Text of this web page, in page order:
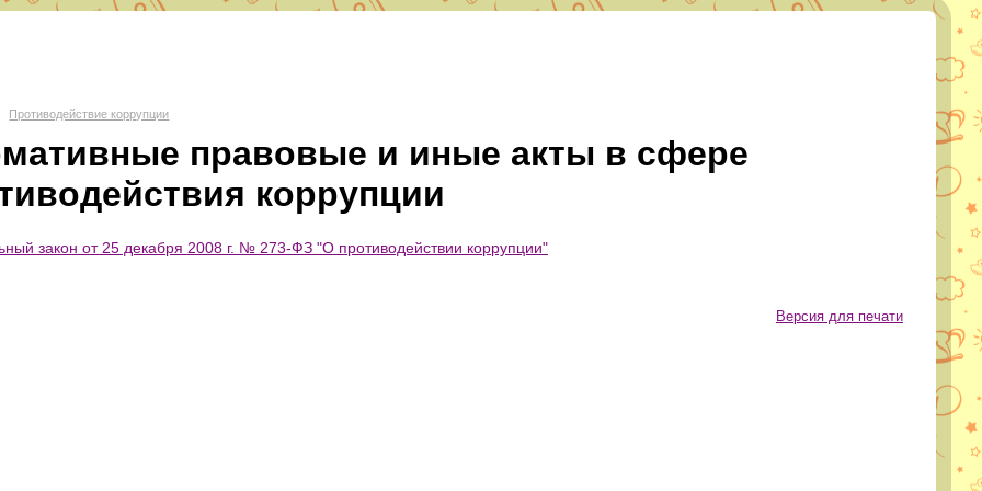
СШ № 6
Волгоград, Красноармейский район, 400082 ул. им. Вучетича 29
Противодействие коррупции
правовые и иные акты в сфере
коррупции
закон от 25 декабря 2008 г. № 273-ФЗ "О противодействии коррупции"
Версия для печати